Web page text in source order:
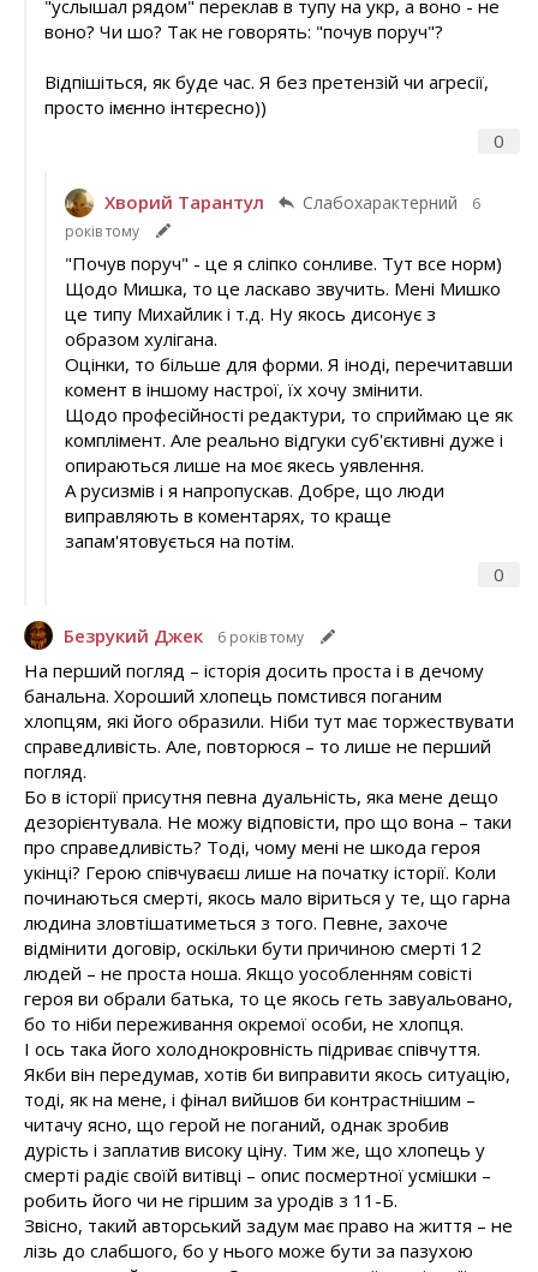
0
"услышал рядом" переклав в тупу на укр, а воно - не
воно? Чи шо? Так не говорять: "почув поруч"?
Відпішіться, як буде час. Я без претензій чи агресії,
просто імєнно інтєресно))
Хворий Тарантул Слабохарактерний
6
років тому
0
"Почув поруч" - це я сліпко сонливе. Тут все норм)
Щодо Мишка, то це ласкаво звучить. Мені Мишко
це типу Михайлик і т.д. Ну якось дисонує з
образом хулігана.
Оцінки, то більше для форми. Я іноді, перечитавши
комент в іншому настрої, їх хочу змінити.
Щодо професійності редактури, то сприймаю це як
комплімент. Але реально відгуки суб'єктивні дуже і
опираються лише на моє якесь уявлення.
А русизмів і я напропускав. Добре, що люди
виправляють в коментарях, то краще
запам'ятовується на потім.
Безрукий Джек 6 років тому
На перший погляд – історія досить проста і в дечому
банальна. Хороший хлопець помстився поганим
хлопцям, які його образили. Ніби тут має торжествувати
справедливість. Але, повторюся – то лише не перший
погляд.
Бо в історії присутня певна дуальність, яка мене дещо
дезорієнтувала. Не можу відповісти, про що вона – таки
про справедливість? Тоді, чому мені не шкода героя
укінці? Герою співчуваєш лише на початку історії. Коли
починаються смерті, якось мало віриться у те, що гарна
людина зловтішатиметься з того. Певне, захоче
відмінити договір, оскільки бути причиною смерті 12
людей – не проста ноша. Якщо уособленням совісті
героя ви обрали батька, то це якось геть завуальовано,
бо то ніби переживання окремої особи, не хлопця.
І ось така його холоднокровність підриває співчуття.
Якби він передумав, хотів би виправити якось ситуацію,
тоді, як на мене, і фінал вийшов би контрастнішим –
читачу ясно, що герой не поганий, однак зробив
дурість і заплатив високу ціну. Тим же, що хлопець у
смерті радіє своїй витівці – опис посмертної усмішки –
робить його чи не гіршим за уродів з 11-Б.
Звісно, такий авторський задум має право на життя – не
лізь до слабшого, бо у нього може бути за пазухою